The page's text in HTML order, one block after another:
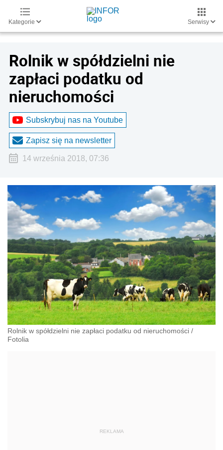
Kategorie Serwisy
Rolnik w spółdzielni nie
zapłaci podatku od
nieruchomości
Subskrybuj nas na Youtube
Zapisz się na newsletter
14 września 2018, 07:36
Rolnik w spółdzielni nie zapłaci podatku od nieruchomości /
Fotolia